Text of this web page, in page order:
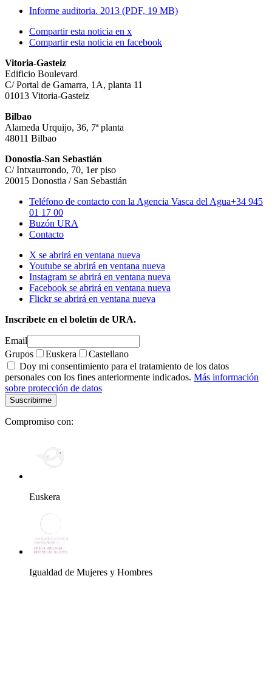
Informe auditoria. 2013 (PDF, 19 MB)
Compartir esta noticia en x
Compartir esta noticia en facebook
Vitoria-Gasteiz
Edificio Boulevard
C/ Portal de Gamarra, 1A, planta 11
01013 Vitoria-Gasteiz
Bilbao
Alameda Urquijo, 36, 7ª planta
48011 Bilbao
Donostia-San Sebastián
C/ Intxaurrondo, 70, 1er piso
20015 Donostia / San Sebastián
Teléfono de contacto con la Agencia Vasca del Agua+34 945
01 17 00
Buzón URA
Contacto
X se abrirá en ventana nueva
Youtube se abrirá en ventana nueva
Instagram se abrirá en ventana nueva
Facebook se abrirá en ventana nueva
Flickr se abrirá en ventana nueva
Inscríbete en el boletín de URA.
Email
Grupos
Euskera
Castellano
Doy mi consentimiento para el tratamiento de los datos
personales con los fines anteriormente indicados. Más información
sobre protección de datos
Compromiso con:
Euskera
Igualdad de Mujeres y Hombres